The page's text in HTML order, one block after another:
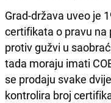
Grad-država uveo je
certifikata o pravu na
protiv gužvi u
tada moraju imati
se prodaju svake
kontrolira broj